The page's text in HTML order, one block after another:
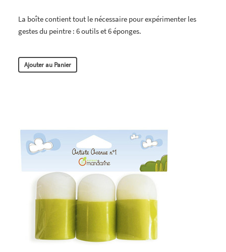
La boîte contient tout le nécessaire pour expérimenter les
gestes du peintre : 6 outils et 6 éponges.
Ajouter au Panier